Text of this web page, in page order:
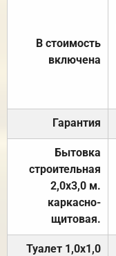
В стоимость
включена
Гарантия
Бытовка
строительная
2,0х3,0 м.
каркасно-
щитовая.
Туалет 1,0х1,0